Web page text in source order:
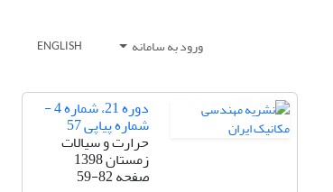
ورود به سامانه ENGLISH
دوره 21، شماره 4 -
شماره پیاپی 57
حرارت و سیالات
زمستان 1398
صفحه59-82